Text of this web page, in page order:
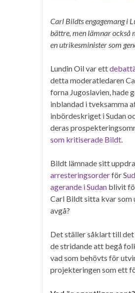
Carl Bildts engagemang i
bättre, men lämnar också
en utrikesminister som
Lundin Oil var ett
detta moderatledaren
forna Jugoslavien,
inblandad i tveksamma
inbördeskriget i Sudan
deras
som kritiserade Bildt.
Bildt lämnade sitt
arresteringsorderför S
agerande i Sudan blivit
Carl Bildt sitta kvar som
avgå?
Det ställer såklart till
de stridande att begå
vad som behövts för
projekteringen som ett